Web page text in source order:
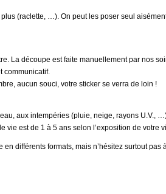
(raclette, …). On peut les poser seul
La découpe est faite manuellement par nos
communicatif.
aucun souci, votre sticker se verra de loin !
aux intempéries (pluie, neige, rayons U.V.,
vie est de 1 à 5 ans selon l’exposition de votre
différents formats, mais n’hésitez surtout pas